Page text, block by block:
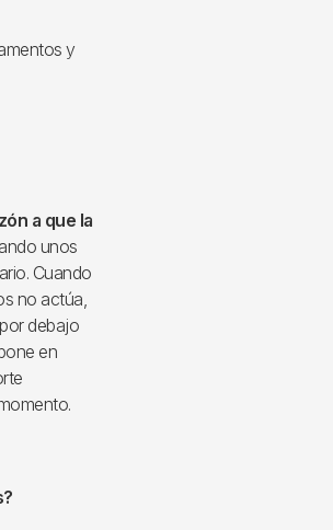
y
a que la
unos
Cuando
no actúa,
debajo
en